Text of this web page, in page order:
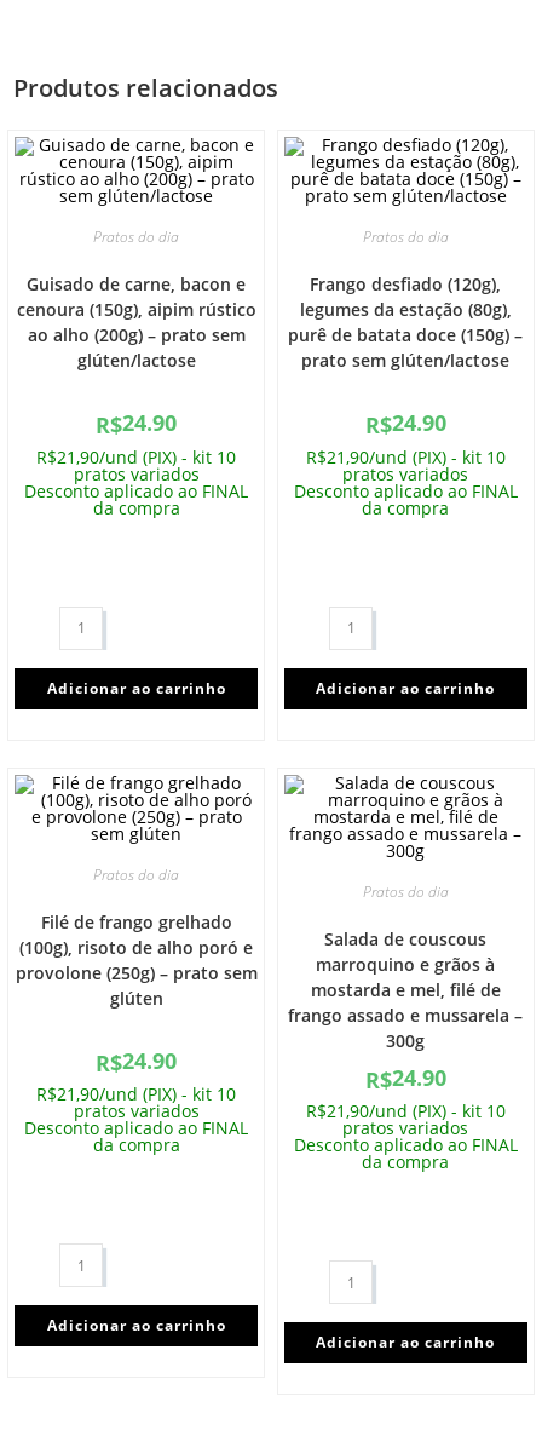
Produtos relacionados
Pratos do dia
Guisado de carne, bacon e
cenoura (150g), aipim rústico
ao alho (200g) – prato sem
glúten/lactose
R$24.90
R$21,90/und (PIX) - kit 10
pratos variados
Desconto aplicado ao FINAL
da compra
Adicionar ao carrinho
Pratos do dia
Frango desfiado (120g),
legumes da estação (80g),
purê de batata doce (150g) –
prato sem glúten/lactose
R$24.90
R$21,90/und (PIX) - kit 10
pratos variados
Desconto aplicado ao FINAL
da compra
Adicionar ao carrinho
Pratos do dia
Filé de frango grelhado
(100g), risoto de alho poró e
provolone (250g) – prato sem
glúten
R$24.90
R$21,90/und (PIX) - kit 10
pratos variados
Desconto aplicado ao FINAL
da compra
Adicionar ao carrinho
Pratos do dia
Salada de couscous
marroquino e grãos à
mostarda e mel, filé de
frango assado e mussarela –
300g
R$24.90
R$21,90/und (PIX) - kit 10
pratos variados
Desconto aplicado ao FINAL
da compra
Adicionar ao carrinho